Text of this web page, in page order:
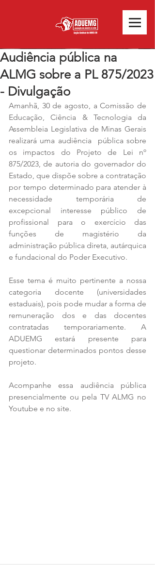
Audiência pública na
ALMG sobre a PL 875/2023
- Divulgação
Amanhã, 30 de agosto, a Comissão de
Educação, Ciência & Tecnologia da
Assembleia Legislativa de Minas Gerais
realizará uma audiência  pública sobre
os impactos do Projeto de Lei nº
875/2023, de autoria do governador do
Estado, que dispõe sobre a contratação
por tempo determinado para atender à
necessidade temporária de
excepcional interesse público de
profissional para o exercício das
funções de magistério da
administração pública direta, autárquica
e fundacional do Poder Executivo.
Esse tema é muito pertinente a nossa
categoria docente (universidades
estaduais), pois pode mudar a forma de
remuneração dos e das docentes
contratadas temporariamente. A
ADUEMG estará presente para
questionar determinados pontos desse
projeto.
Acompanhe essa audiência pública
presencialmente ou pela TV ALMG no
Youtube e no site.